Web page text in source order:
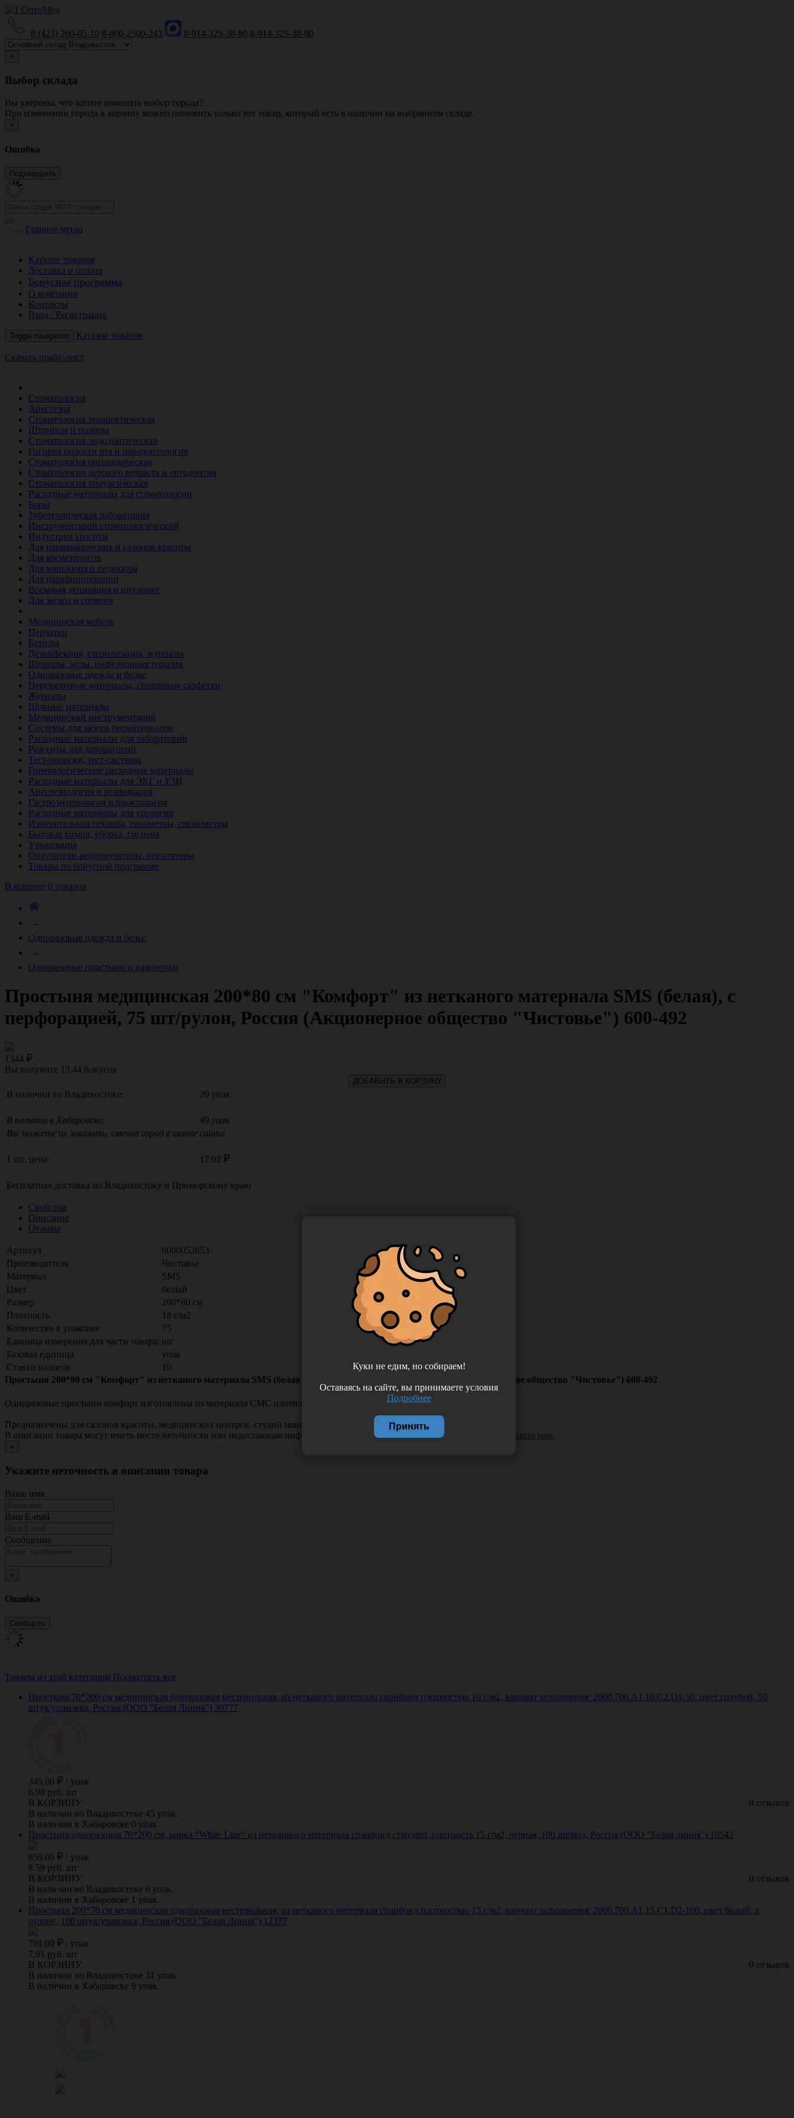
8 (423) 260-05-10 8-800-2500-243 8-914-329-38-80 8-914-329-38-80
×
Выбор склада
Вы уверены, что хотите изменить выбор города?
При изменении города в корзину можно положить только тот товар, который есть в наличии на выбранном складе.
×
Ошибка
Главное меню
Каталог товаров
Доставка и оплата
Бонусная программа
О компании
Контакты
Вход / Регистрация
Toggle navigation Каталог товаров
Скачать прайс-лист
Стоматология
Анестезия
Стоматология терапевтическая
Штрипсы и полиры
Стоматология эндодонтическая
Гигиена полости рта и пародонтология
Стоматология ортопедическая
Стоматология детского возраста и ортодонтия
Стоматология хирургическая
Расходные материалы для стоматологии
Боры
Зуботехническая лаборатория
Инструментарий стоматологический
Индустрия красоты
Для парикмахерских и салонов красоты
Для косметологов
Для маникюра и педикюра
Для парафинотерапии
Восковая депиляция и шугаринг
Для загара и солярия
Медицинская мебель
Перчатки
Бахилы
Дезинфекция, стерилизация, журналы
Шприцы, иглы, инфузионная терапия
Одноразовые одежда и белье
Перевязочные материалы, спиртовые салфетки
Журналы
Шовные материалы
Медицинский инструментарий
Системы для забора биоматериалов
Расходные материалы для лабораторий
Реагенты для лабораторий
Тест-полоски, тест-системы
Гинекологические расходные материалы
Расходные материалы для ЭКГ и УЗИ
Анестезиология и реанимация
Гастроэнтерология и проктология
Расходные материалы для урологии
Измерительная техника, тонометры, глюкометры
Бытовая химия, уборка, гигиена
Утилизация
Облучатели-рециркуляторы, ингаляторы
Товары по бонусной программе
В корзине 0 товаров
→
Одноразовые одежда и белье
→
Одноразовые простыни и наволочки
Простыня медицинская 200*80 см "Комфорт" из нетканого материала SMS (белая), с
перфорацией, 75 шт/рулон, Россия (Акционерное общество "Чистовье") 600-492
1344
Вы получите 13.44 бонусов
ДОБАВИТЬ В КОРЗИНУ
В наличии во Владивостоке: 20 упак
В наличии в Хабаровске:
49 упак
Вы можете их заказать, сменив город в шапке сайта
1 шт, цена: 17.92
Бесплатная доставка по Владивостоку и Приморскому краю
Свойства
Описание
Отзывы
Артикул
0000052853
Производитель
Чистовье
Материал
SMS
Цвет
белый
Размер
200*80 см
Плотность
18 г/м2
Количество в упаковке
75
Единица измерения для части товара: шт
Базовая единица
упак
Ставки налогов
10
Простыня 200*80 см "Комфорт" из нетканого материала SMS (белая), с перфорацией, 75 шт/рулон, Россия (Акционерное общество "Чистовье") 600-492
Одноразовые простыни комфорт изготовлены из материала СМС плотностью 18 г/м
Предназначены для салонов красоты, медицинских центров, студий маникюра и педикюра, спа-салонов.
В описании товара могут иметь место неточности или недостающая информация. Если вы заметили такую проблему —
сообщите нам.
×
Укажите неточность в описании товара
Ваше имя
Ваш E-mail
Сообщение
×
Ошибка
Товары из этой категории Посмотреть все
Простыня 70*200 см медицинская одноразовая нестерильная, из нетканого материала спанбонд плотностью 10 г/м2, вариант исполнения: 2000.700.A1.10.C2.D1-50, цвет голубой, 50
штук/упаковка, Россия (ООО "Белая Линия") 30777
349.00 / упак
6.98 руб. шт
0 отзывов
В КОРЗИНУ
В наличии во Владивостоке 45 упак.
В наличии в Хабаровске 0 упак.
Простыня одноразовая 70*200 см, марка "White Line" из нетканного материала спанбонд стандарт, плотность 15 г/м2, черная, 100 шт/рол, Россия (ООО "Белая линия") 10542
859.00 / упак
8.59 руб. шт
0 отзывов
В КОРЗИНУ
В наличии во Владивостоке 6 упак.
В наличии в Хабаровске 1 упак.
Простыня 200*70 см медицинская одноразовая нестерильная, из нетканого материала спанбонд плотностью 15 г/м2, вариант исполнения: 2000.700.A1.15.C1.D2-100, цвет белый, в
рулоне, 100 штук/упаковка, Россия (ООО "Белая Линия") 12377
791.00 / упак
7.91 руб. шт
0 отзывов
В КОРЗИНУ
В наличии во Владивостоке 31 упак.
В наличии в Хабаровске 9 упак.
Куки не едим, но собираем!
Оставаясь на сайте, вы принимаете условия
Подробнее
Принять